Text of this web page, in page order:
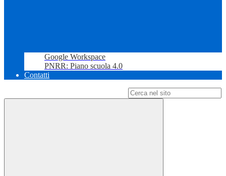
Google Workspace
PNRR: Piano scuola 4.0
Contatti